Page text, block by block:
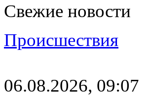
Свежие новости
Происшествия
06.08.2026, 09:07